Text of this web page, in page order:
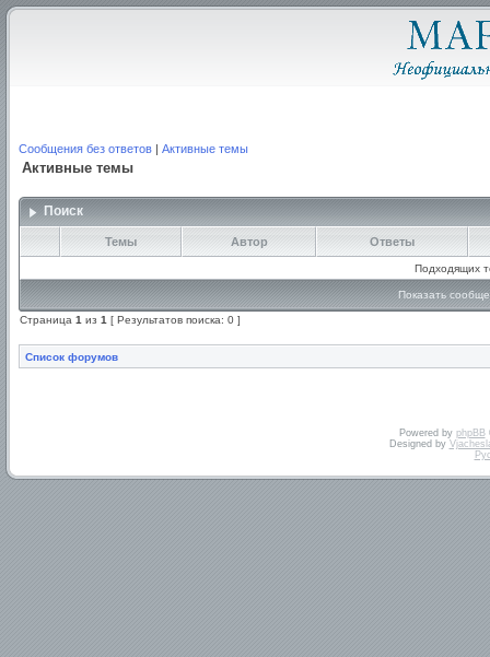
Сообщения без ответов | Активные темы
Активные темы
Поиск
Темы Автор Ответы
Подходящих
Показать
Страница 1 из 1 [ Результатов поиска: 0 ]
Список форумов
Powered by phpBB
Designed by